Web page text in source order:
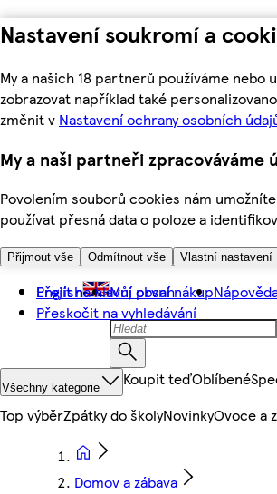
Nastavení soukromí a
My a našich 18 partnerů používáme
zobrazovat například také
změnit v Nastavení ochrany osobních
My a naši partneři zpracováváme
Povolením souborů cookies nám
používat přesná data o poloze a
Přijmout vše Odmítnout vše Vlastní nastavení
Přejít na hlavní obsah
Přeskočit na vyhledávání
English Můj první nákup
Všechny kategorie Koupit teďOblíbené
Top výběrZpátky do školyNovinkyOvoce a
Domov a zábava